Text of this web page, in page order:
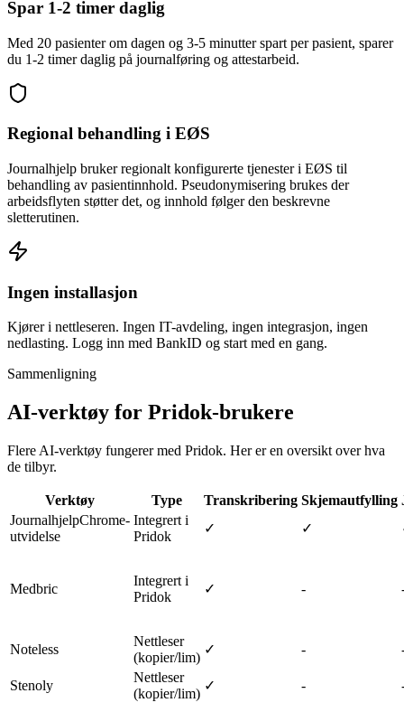
Spar 1-2 timer daglig
Med 20 pasienter om dagen og 3-5 minutter spart per pasient, sparer
du 1-2 timer daglig på journalføring og attestarbeid.
Regional behandling i EØS
Journalhjelp bruker regionalt konfigurerte tjenester i EØS til
behandling av pasientinnhold. Pseudonymisering brukes der
arbeidsflyten støtter det, og innhold følger den beskrevne
sletterutinen.
Ingen installasjon
Kjører i nettleseren. Ingen IT-avdeling, ingen integrasjon, ingen
nedlasting. Logg inn med BankID og start med en gang.
Sammenligning
AI-verktøy for Pridok-brukere
Flere AI-verktøy fungerer med Pridok. Her er en oversikt over hva
de tilbyr.
Verktøy Type Transkribering Skjemautfylling
JournalhjelpChrome-
utvidelse
Integrert i
Pridok
✓ ✓
Medbric
Integrert i
Pridok
✓ -
Noteless
Nettleser
(kopier/lim)
✓ -
Stenoly
Nettleser
(kopier/lim)
✓ -